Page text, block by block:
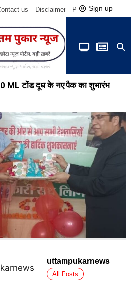
us Disclaimer Privacy Policy
Sign up
ML टोंड दूध के नए पैक का शुभारंभ
uttampukarnews
All Posts